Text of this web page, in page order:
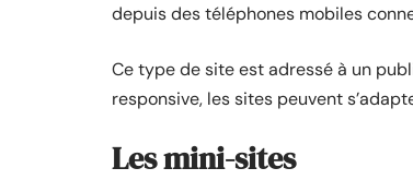
depuis des téléphones mobiles
Ce type de site est adressé à un
responsive, les sites peuvent
Les mini-sites